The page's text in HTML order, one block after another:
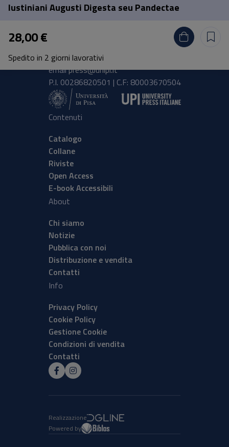
Iustiniani Augusti Digesta seu Pandectae
28,00 €
Spedito in 2 giorni lavorativi
Pisa University Press
Lungarno Pacinotti 43/44 56126 Pisa
tel.+39 050 2212056
emailpress@unipi.it
P.I. 00286820501 | C.F: 80003670504
Contenuti
Catalogo
Collane
Riviste
Open Access
E-book Accessibili
About
Chi siamo
Notizie
Pubblica con noi
Distribuzione e vendita
Contatti
Info
Privacy Policy
Cookie Policy
Gestione Cookie
Condizioni di vendita
Contatti
Realizzazione
Powered by